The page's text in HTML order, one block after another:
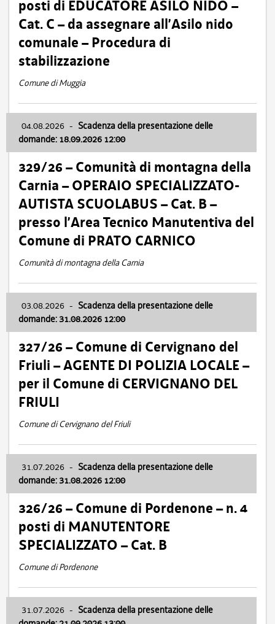
posti di EDUCATORE ASILO NIDO –
Cat. C – da assegnare all’Asilo nido
comunale – Procedura di
stabilizzazione
Comune di Muggia
04.08.2026 - Scadenza della presentazione delle
domande: 18.09.2026 12:00
329/26 – Comunità di montagna della
Carnia – OPERAIO SPECIALIZZATO-
AUTISTA SCUOLABUS – Cat. B –
presso l’Area Tecnico Manutentiva del
Comune di PRATO CARNICO
Comunità di montagna della Carnia
03.08.2026 - Scadenza della presentazione delle
domande: 31.08.2026 12:00
327/26 – Comune di Cervignano del
Friuli – AGENTE DI POLIZIA LOCALE –
per il Comune di CERVIGNANO DEL
FRIULI
Comune di Cervignano del Friuli
31.07.2026 - Scadenza della presentazione delle
domande: 31.08.2026 12:00
326/26 – Comune di Pordenone – n. 4
posti di MANUTENTORE
SPECIALIZZATO – Cat. B
Comune di Pordenone
31.07.2026 - Scadenza della presentazione delle